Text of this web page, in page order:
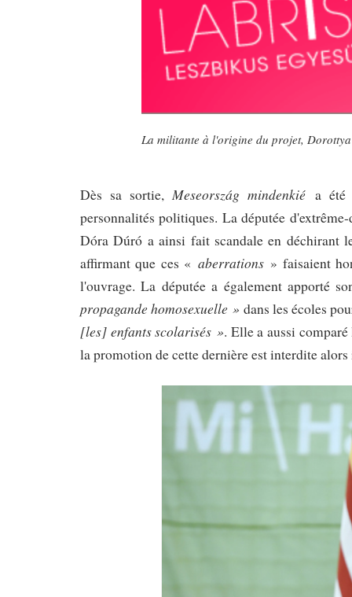
La militante à l'origine du projet,
Dès sa sortie, Meseország mindenkié a été
personnalités politiques. La députée
Dóra Dúró a ainsi fait scandale en déchirant
affirmant que ces « aberrations » faisaient
l'ouvrage. La députée a également apporté
propagande homosexuelle » dans les écoles
[les] enfants scolarisés ». Elle a aussi
la promotion de cette dernière est interdite